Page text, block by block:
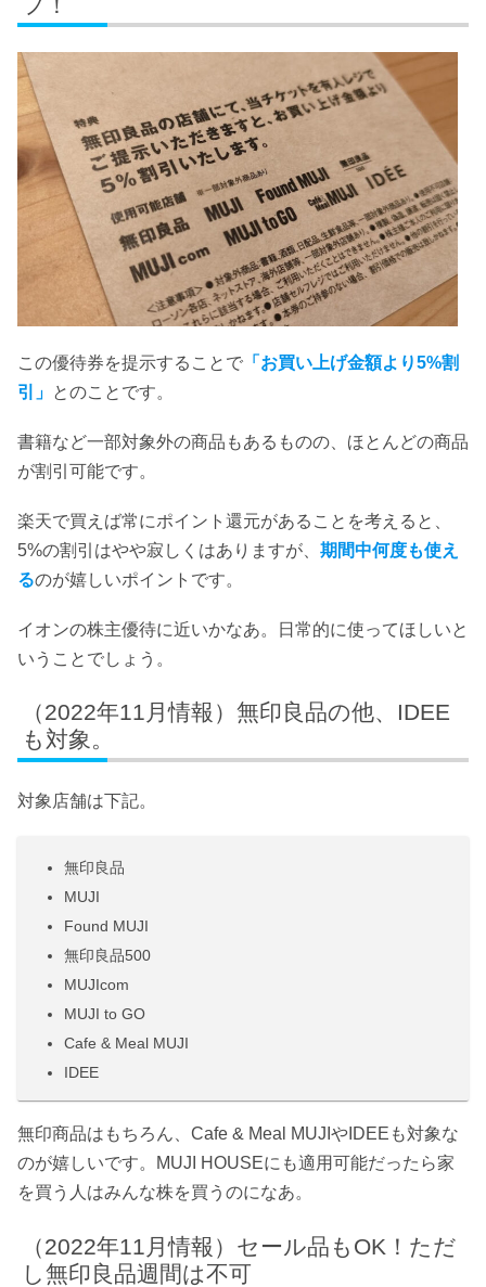
この優待券を提示することで 「お買い上げ金額より5%割
引」 とのことです。
書籍など一部対象外の商品もあるものの、ほとんどの商品
が割引可能です。
楽天で買えば常にポイント還元があることを考えると、
5%の割引はやや寂しくはありますが、 期間中何度も使え
るのが嬉しいポイントです。
イオンの株主優待に近いかなあ。日常的に使ってほしいと
いうことでしょう。
（2022年11月情報）無印良品の他、IDEE
も対象。
対象店舗は下記。
無印良品
MUJI
Found MUJI
無印良品500
MUJIcom
MUJI to GO
Cafe & Meal MUJI
IDEE
無印商品はもちろん、Cafe & Meal MUJIやIDEEも対象な
のが嬉しいです。MUJI HOUSEにも適用可能だったら家
を買う人はみんな株を買うのになあ。
（2022年11月情報）セール品もOK！ただ
し無印良品週間は不可